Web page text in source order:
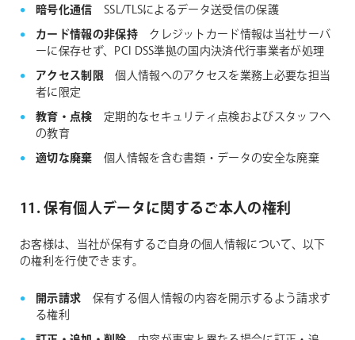
暗号化通信 SSL/TLSによるデータ送受信の保護
カード情報の非保持クレジットカード情報は当社サーバ
ーに保存せず、PCI DSS準拠の国内決済代行事業者が処理
アクセス制限個人情報へのアクセスを業務上必要な担当
者に限定
教育・点検 定期的なセキュリティ点検およびスタッフへ
の教育
適切な廃棄 個人情報を含む書類・データの安全な廃棄
11. 保有個人データに関するご本人の権利
お客様は、当社が保有するご自身の個人情報について、以下
の権利を行使できます。
開示請求 保有する個人情報の内容を開示するよう請求す
る権利